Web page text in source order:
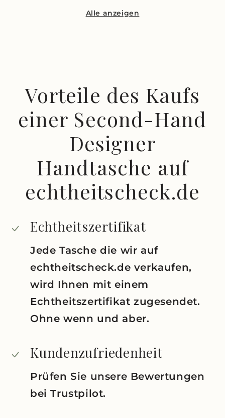
Alle anzeigen
Vorteile des Kaufs
einer Second-Hand
Designer
Handtasche auf
echtheitscheck.de
Echtheitszertifikat
Jede Tasche die wir auf
echtheitscheck.de verkaufen,
wird Ihnen mit einem
Echtheitszertifikat zugesendet.
Ohne wenn und aber.
Kundenzufriedenheit
Prüfen Sie unsere Bewertungen
bei Trustpilot.